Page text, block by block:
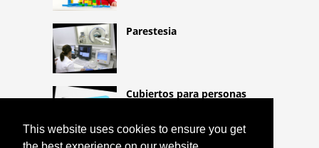
This website uses cookies to ensure you get
Parestesia
Cubiertos para personas
personas con movilidad